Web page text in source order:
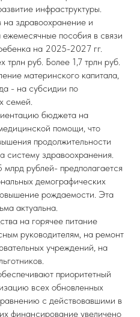
инфраструктуры.
здравоохранение и
пособия в связи
на 2025-2027 гг.
трлн руб. Более 1,7 трлн руб.
материнского капитала,
- на субсидии по
семей.
бюджета на
помощи, что
продолжительности
систему здравоохранения.
рублей- предполагается
демографических
рождаемости. Эта
актуальна.
на горячее питание
руководителям, на ремонт
учреждений, на
приоритетный
всех обновленных
с действовавшими в
финансирование увеличено